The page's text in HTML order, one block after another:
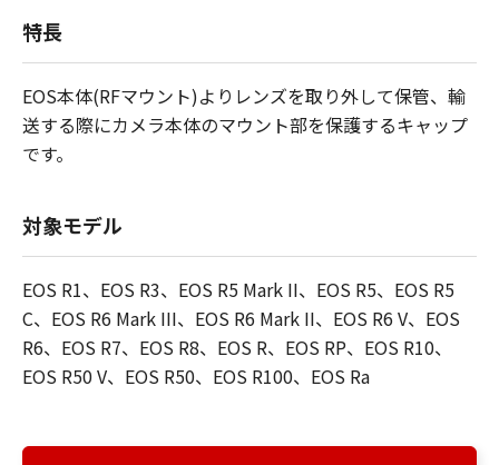
特長
EOS本体(RFマウント)よりレンズを取り外して保管、輸
送する際にカメラ本体のマウント部を保護するキャップ
です。
対象モデル
EOS R1、EOS R3、EOS R5 Mark II、EOS R5、EOS R5
C、EOS R6 Mark III、EOS R6 Mark II、EOS R6 V、EOS
R6、EOS R7、EOS R8、EOS R、EOS RP、EOS R10、
EOS R50 V、EOS R50、EOS R100、EOS Ra